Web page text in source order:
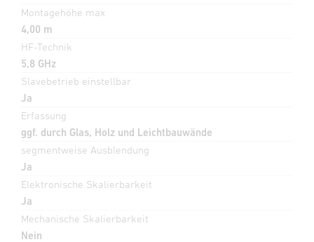
Montagehöhe max
4,00 m
HF-Technik
5,8 GHz
Slavebetrieb einstellbar
Ja
Erfassung
ggf. durch Glas, Holz und Leichtbauwände
segmentweise Ausblendung
Ja
Elektronische Skalierbarkeit
Ja
Mechanische Skalierbarkeit
Nein